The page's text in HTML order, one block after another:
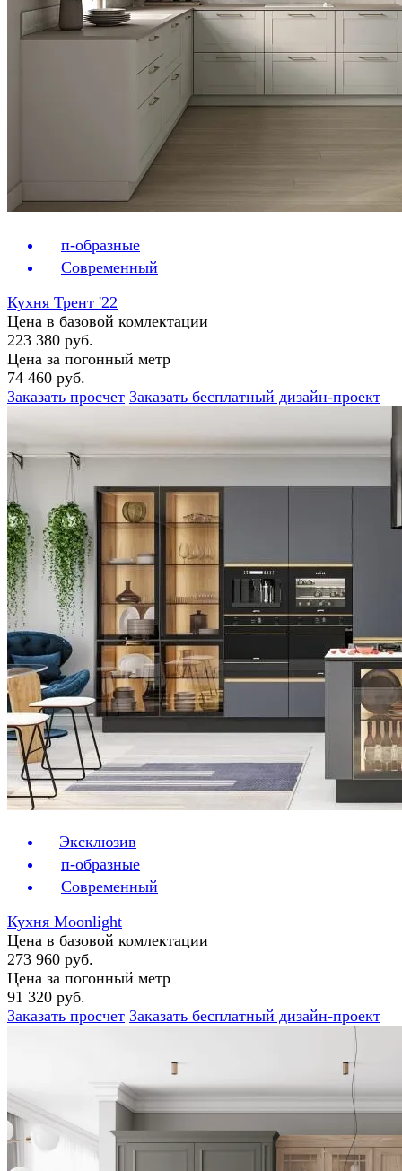
п-образные
Современный
Кухня Трент '22
Цена в базовой комлектации
223 380 руб.
Цена за погонный метр
74 460 руб.
Заказать просчет Заказать бесплатный дизайн-проект
Эксклюзив
п-образные
Современный
Кухня Moonlight
Цена в базовой комлектации
273 960 руб.
Цена за погонный метр
91 320 руб.
Заказать просчет Заказать бесплатный дизайн-проект